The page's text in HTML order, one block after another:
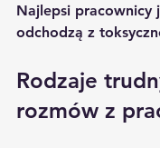
Najlepsi pracownicy
odchodzą z
Rodzaje
rozmów z